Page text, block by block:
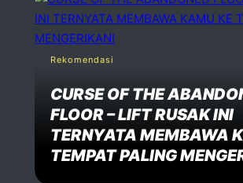
Rekomendasi
CURSE OF THE
FLOOR – LIFT RUSAK INI
TERNYATA MEMBAWA
TEMPAT PALING